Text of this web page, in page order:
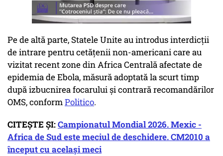
Pe de altă parte, Statele Unite au introdus interdicții
de intrare pentru cetățenii non-americani care au
vizitat recent zone din Africa Centrală afectate de
epidemia de Ebola, măsură adoptată la scurt timp
după izbucnirea focarului și contrară recomandărilor
OMS, conformPolitico.
CITEȘTE ȘI:Campionatul Mondial 2026. Mexic -
Africa de Sud este meciul de deschidere. CM2010 a
început cu acelaşi meci